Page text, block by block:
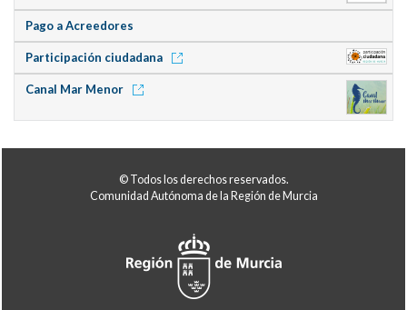
Pago a Acreedores
Participación ciudadana
Canal Mar Menor
© Todos los derechos reservados.
Comunidad Autónoma de la Región de Murcia